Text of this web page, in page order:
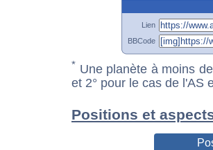
Lien
BBCode
* Une planète à moins
et 2° pour le cas de l'AS
Positions et